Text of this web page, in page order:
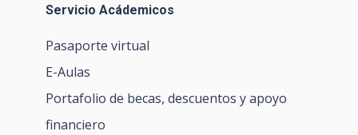
Servicio Acádemicos
Pasaporte virtual
E-Aulas
Portafolio de becas, descuentos y apoyo
financiero